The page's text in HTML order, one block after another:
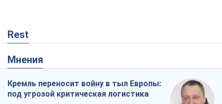
Rest
Мнения
Кремль переносит войну в тыл Европы:
под угрозой критическая логистика